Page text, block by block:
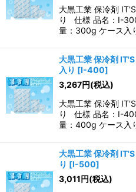
大黒工業 保冷剤
り 仕様 品名：I-
量：300g ケース
大黒工業 保冷剤
入り [I-400]
3,267円(税込)
大黒工業 保冷剤
り 仕様 品名：I-
量：400g ケース
大黒工業 保冷剤
り [I-500]
3,011円(税込)